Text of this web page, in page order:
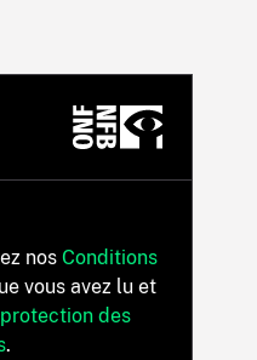
nos Conditions
vous avez lu et
des
.